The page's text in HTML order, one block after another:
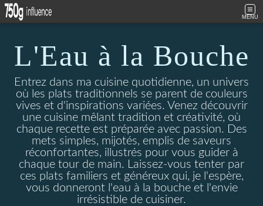
MENU
L'Eau à la Bouche
Entrez dans ma cuisine quotidienne, un univers
où les plats traditionnels se parent de couleurs
vives et d'inspirations variées. Venez découvrir
une cuisine mêlant tradition et créativité, où
chaque recette est préparée avec passion. Des
mets simples, mijotés, emplis de saveurs
réconfortantes, illustrés pour vous guider à
chaque tour de main. Laissez-vous tenter par
ces plats familiers et généreux qui, je l'espère,
vous donneront l'eau à la bouche et l'envie
irrésistible de cuisiner.